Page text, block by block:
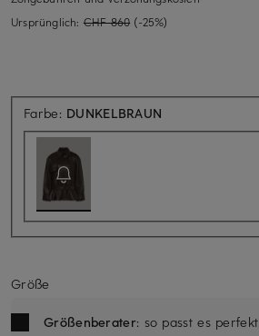
Ursprünglich: CHF 860 (-25%)
Farbe: DUNKELBRAUN
Größe
Größenberater: so passt es perfekt